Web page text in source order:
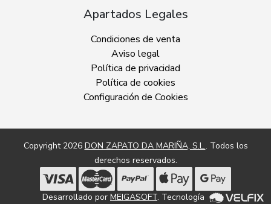
Apartados Legales
Condiciones de venta
Aviso legal
Política de privacidad
Política de cookies
Configuración de Cookies
Copyright 2026 DON ZAPATO DA MARIÑA, S.L.. Todos los
derechos reservados.
Desarrollado por MEIGASOFT. Tecnología